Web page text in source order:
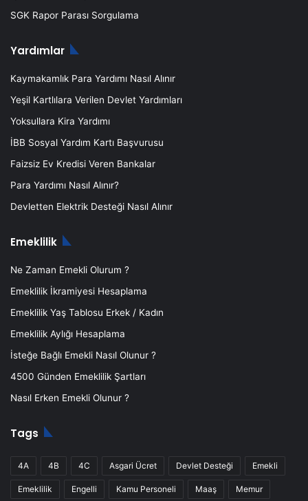
SGK Rapor Parası Sorgulama
Yardımlar
Kaymakamlık Para Yardımı Nasıl Alınır
Yeşil Kartlılara Verilen Devlet Yardımları
Yoksullara Kira Yardımı
İBB Sosyal Yardım Kartı Başvurusu
Faizsiz Ev Kredisi Veren Bankalar
Para Yardımı Nasıl Alınır?
Devletten Elektrik Desteği Nasıl Alınır
Emeklilik
Ne Zaman Emekli Olurum ?
Emeklilik İkramiyesi Hesaplama
Emeklilik Yaş Tablosu Erkek / Kadın
Emeklilik Aylığı Hesaplama
İsteğe Bağlı Emekli Nasıl Olunur ?
4500 Günden Emeklilik Şartları
Nasıl Erken Emekli Olunur ?
Tags
4A 4B 4C Asgari Ücret Devlet Desteği Emekli
Emeklilik Engelli Kamu Personeli Maaş Memur